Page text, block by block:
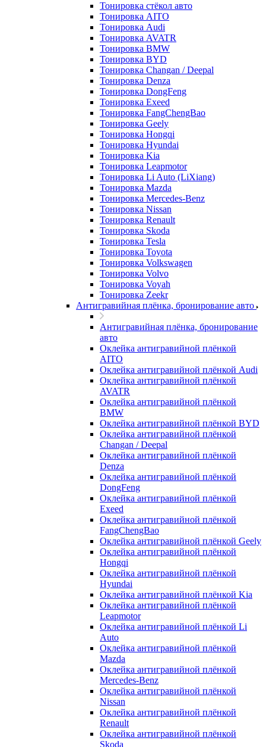
Тонировка стёкол авто
Тонировка AITO
Тонировка Audi
Тонировка AVATR
Тонировка BMW
Тонировка BYD
Тонировка Changan / Deepal
Тонировка Denza
Тонировка DongFeng
Тонировка Exeed
Тонировка FangChengBao
Тонировка Geely
Тонировка Hongqi
Тонировка Hyundai
Тонировка Kia
Тонировка Leapmotor
Тонировка Li Auto (LiXiang)
Тонировка Mazda
Тонировка Mercedes-Benz
Тонировка Nissan
Тонировка Renault
Тонировка Skoda
Тонировка Tesla
Тонировка Toyota
Тонировка Volkswagen
Тонировка Volvo
Тонировка Voyah
Тонировка Zeekr
Антигравийная плёнка, бронирование авто
Антигравийная плёнка, бронирование
авто
Оклейка антигравийной плёнкой
AITO
Оклейка антигравийной плёнкой Audi
Оклейка антигравийной плёнкой
AVATR
Оклейка антигравийной плёнкой
BMW
Оклейка антигравийной плёнкой BYD
Оклейка антигравийной плёнкой
Changan / Deepal
Оклейка антигравийной плёнкой
Denza
Оклейка антигравийной плёнкой
DongFeng
Оклейка антигравийной плёнкой
Exeed
Оклейка антигравийной плёнкой
FangChengBao
Оклейка антигравийной плёнкой Geely
Оклейка антигравийной плёнкой
Hongqi
Оклейка антигравийной плёнкой
Hyundai
Оклейка антигравийной плёнкой Kia
Оклейка антигравийной плёнкой
Leapmotor
Оклейка антигравийной плёнкой Li
Auto
Оклейка антигравийной плёнкой
Mazda
Оклейка антигравийной плёнкой
Mercedes-Benz
Оклейка антигравийной плёнкой
Nissan
Оклейка антигравийной плёнкой
Renault
Оклейка антигравийной плёнкой
Skoda